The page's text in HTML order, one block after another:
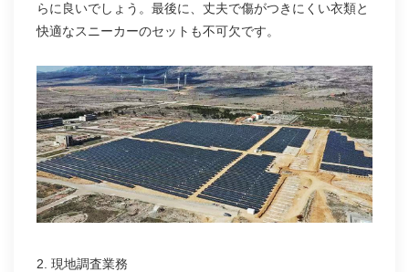
らに良いでしょう。最後に、丈夫で傷がつきにくい衣類と
快適なスニーカーのセットも不可欠です。
2. 現地調査業務